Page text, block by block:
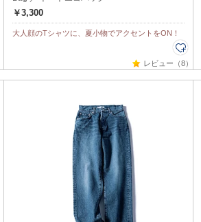
￥3,300
大人顔のTシャツに、夏小物でアクセントをON！
レビュー（8）